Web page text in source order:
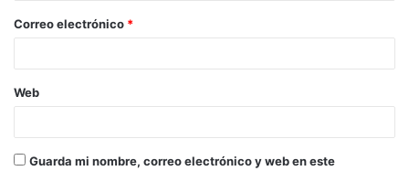
Correo electrónico *
Web
Guarda mi nombre, correo electrónico y web en este